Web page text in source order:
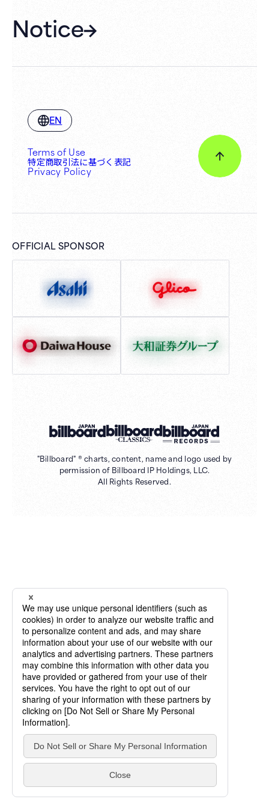
Notice
EN
Terms of Use
特定商取引法に基づく表記
Privacy Policy
OFFICIAL SPONSOR
"Billboard" ® charts, content, name and logo used by
permission of Billboard IP Holdings, LLC.
All Rights Reserved.